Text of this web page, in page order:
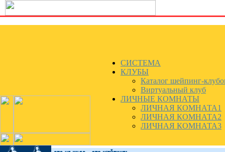
СИСТЕМА
КЛУБЫ
Каталог шейпинг-
Виртуальный клуб
ЛИЧНЫЕ КОМНАТЫ
ЛИЧНАЯ КОМНАТА1
ЛИЧНАЯ КОМНАТА2
ЛИЧНАЯ КОМНАТА3